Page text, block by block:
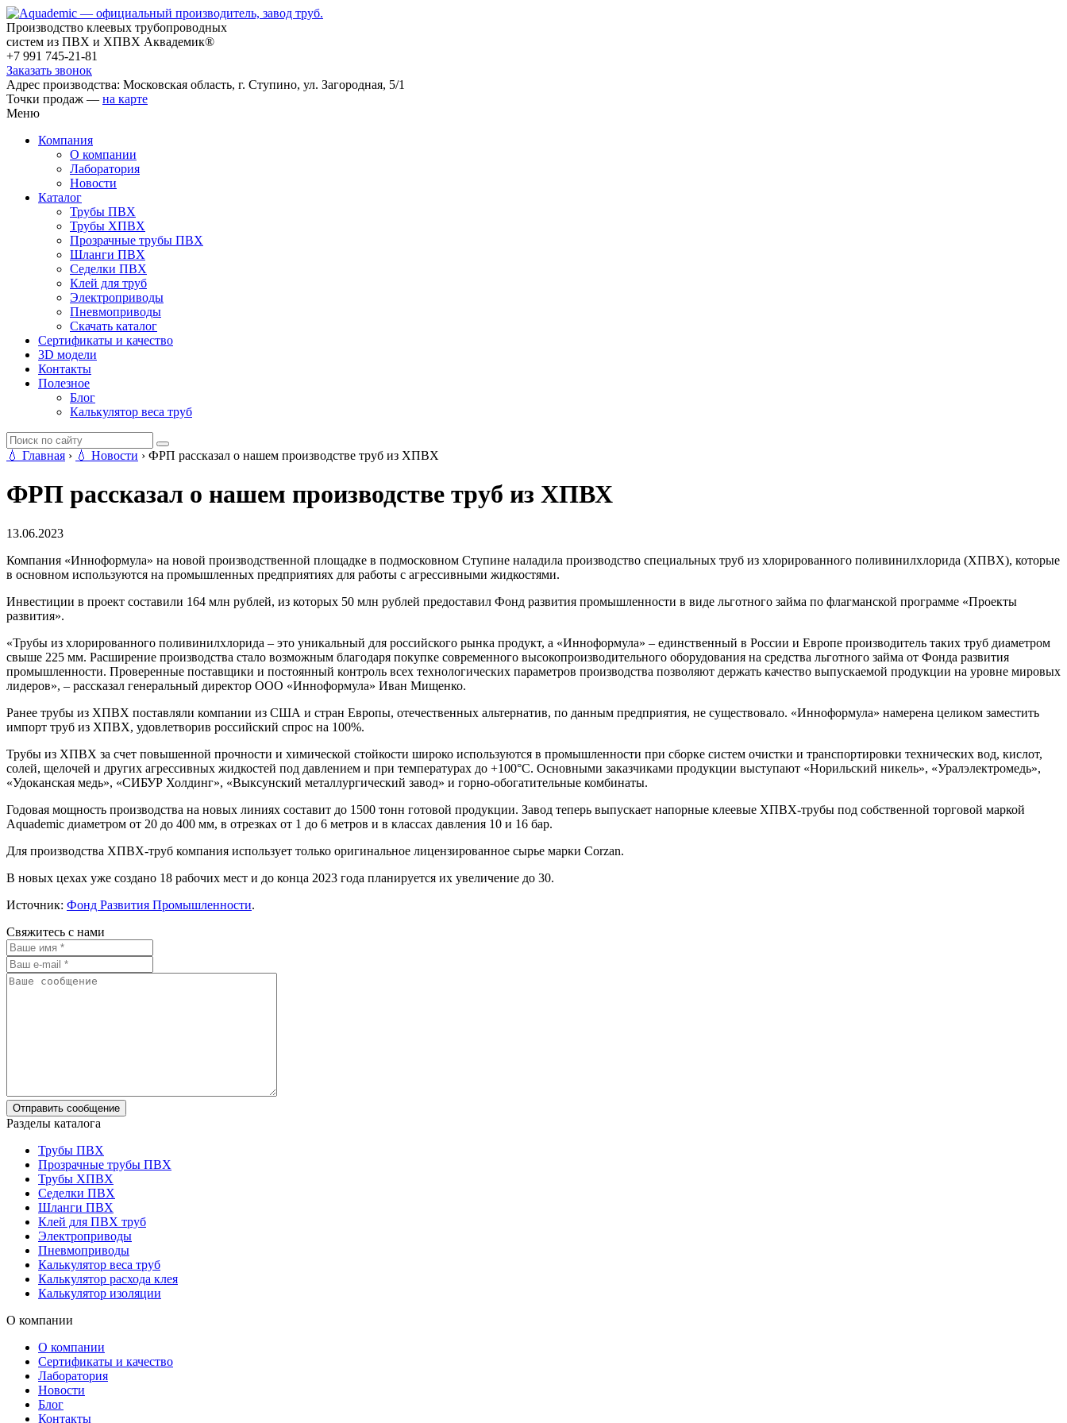
Производство клеевых трубопроводных
систем из ПВХ и ХПВХ Аквадемик®
+7 991 745-21-81
Заказать звонок
Адрес производства: Московская область, г. Ступино, ул. Загородная, 5/1
Точки продаж — на карте
Меню
Компания
О компании
Лаборатория
Новости
Каталог
Трубы ПВХ
Трубы ХПВХ
Прозрачные трубы ПВХ
Шланги ПВХ
Седелки ПВХ
Клей для труб
Электроприводы
Пневмоприводы
Скачать каталог
Сертификаты и качество
3D модели
Контакты
Полезное
Блог
Калькулятор веса труб
💧 Главная › 💧 Новости › ФРП рассказал о нашем производстве труб из ХПВХ
ФРП рассказал о нашем производстве труб из ХПВХ
13.06.2023
Компания «Инноформула» на новой производственной площадке в подмосковном Ступине наладила производство специальных труб из хлорированного поливинилхлорида (ХПВХ), которые
в основном используются на промышленных предприятиях для работы с агрессивными жидкостями.
Инвестиции в проект составили 164 млн рублей, из которых 50 млн рублей предоставил Фонд развития промышленности в виде льготного займа по флагманской программе «Проекты
развития».
«Трубы из хлорированного поливинилхлорида – это уникальный для российского рынка продукт, а «Инноформула» – единственный в России и Европе производитель таких труб диаметром
свыше 225 мм. Расширение производства стало возможным благодаря покупке современного высокопроизводительного оборудования на средства льготного займа от Фонда развития
промышленности. Проверенные поставщики и постоянный контроль всех технологических параметров производства позволяют держать качество выпускаемой продукции на уровне мировых
лидеров», – рассказал генеральный директор ООО «Инноформула» Иван Мищенко.
Ранее трубы из ХПВХ поставляли компании из США и стран Европы, отечественных альтернатив, по данным предприятия, не существовало. «Инноформула» намерена целиком заместить
импорт труб из ХПВХ, удовлетворив российский спрос на 100%.
Трубы из ХПВХ за счет повышенной прочности и химической стойкости широко используются в промышленности при сборке систем очистки и транспортировки технических вод, кислот,
солей, щелочей и других агрессивных жидкостей под давлением и при температурах до +100°С. Основными заказчиками продукции выступают «Норильский никель», «Уралэлектромедь»,
«Удоканская медь», «СИБУР Холдинг», «Выксунский металлургический завод» и горно-обогатительные комбинаты.
Годовая мощность производства на новых линиях составит до 1500 тонн готовой продукции. Завод теперь выпускает напорные клеевые ХПВХ-трубы под собственной торговой маркой
Aquademic диаметром от 20 до 400 мм, в отрезках от 1 до 6 метров и в классах давления 10 и 16 бар.
Для производства ХПВХ-труб компания использует только оригинальное лицензированное сырье марки Corzan.
В новых цехах уже создано 18 рабочих мест и до конца 2023 года планируется их увеличение до 30.
Источник: Фонд Развития Промышленности.
Свяжитесь с нами
Разделы каталога
Трубы ПВХ
Прозрачные трубы ПВХ
Трубы ХПВХ
Седелки ПВХ
Шланги ПВХ
Клей для ПВХ труб
Электроприводы
Пневмоприводы
Калькулятор веса труб
Калькулятор расхода клея
Калькулятор изоляции
О компании
О компании
Сертификаты и качество
Лаборатория
Новости
Блог
Контакты